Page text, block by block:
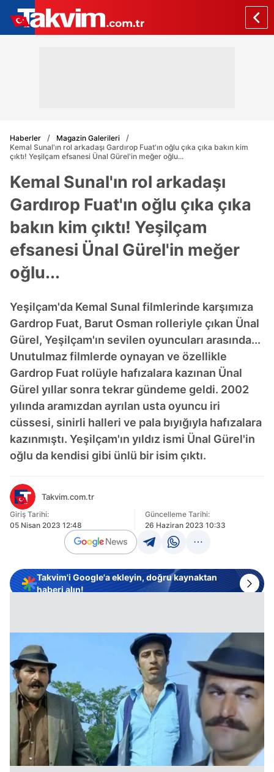
Haberler
Magazin Galerileri
Kemal Sunal'ın rol arkadaşı Gardırop Fuat'ın oğlu çıka çıka bakın kim
çıktı! Yeşilçam efsanesi Ünal Gürel'in meğer oğlu...
Kemal Sunal'ın rol arkadaşı
Gardırop Fuat'ın oğlu çıka çıka
bakın kim çıktı! Yeşilçam
efsanesi Ünal Gürel'in meğer
oğlu...
Yeşilçam'da Kemal Sunal filmlerinde karşımıza
Gardrop Fuat, Barut Osman rolleriyle çıkan Ünal
Gürel, Yeşilçam'ın sevilen oyuncuları arasında...
Unutulmaz filmlerde oynayan ve özellikle
Gardrop Fuat rolüyle hafızalara kazınan Ünal
Gürel yıllar sonra tekrar gündeme geldi. 2002
yılında aramızdan ayrılan usta oyuncu iri
cüssesi, sinirli halleri ve pala bıyığıyla hafızalara
kazınmıştı. Yeşilçam'ın yıldız ismi Ünal Gürel'in
oğlu da kendisi gibi ünlü bir isim çıktı.
Takvim.com.tr
Giriş Tarihi:
05 Nisan 2023 12:48
Güncelleme Tarihi:
26 Haziran 2023 10:33
Takvim'i Google'a ekleyin, doğru kaynaktan
haberi alın!